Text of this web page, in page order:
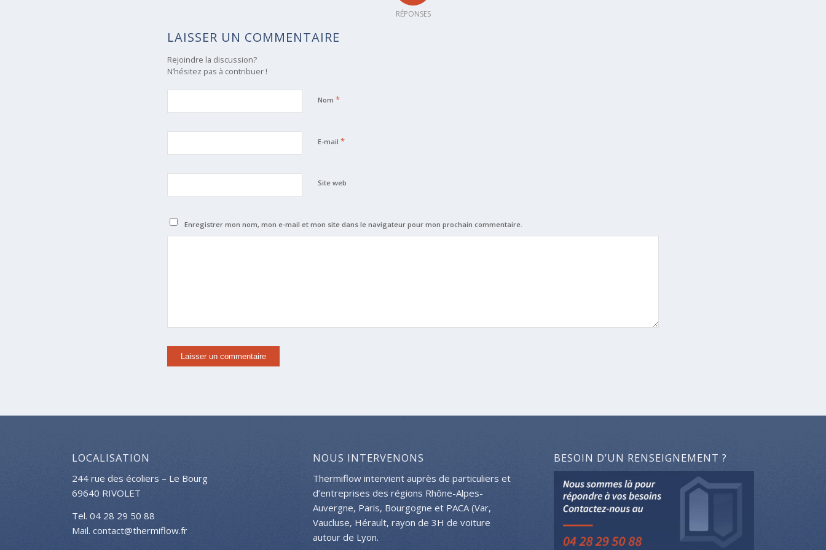
RÉPONSES
LAISSER UN COMMENTAIRE
Rejoindre la discussion?
N’hésitez pas à contribuer !
Nom *
E-mail *
Site web
Enregistrer mon nom, mon e-mail et mon site dans le navigateur pour mon prochain commentaire.
LOCALISATION
244 rue des écoliers – Le Bourg
69640 RIVOLET
Tel. 04 28 29 50 88
Mail. contact@thermiflow.fr
NOUS INTERVENONS
Thermiflow intervient auprès de particuliers et
d’entreprises des régions Rhône-Alpes-
Auvergne, Paris, Bourgogne et PACA (Var,
Vaucluse, Hérault, rayon de 3H de voiture
autour de Lyon.
BESOIN D’UN RENSEIGNEMENT ?